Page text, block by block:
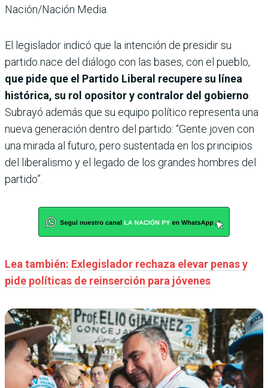
Nación/Nación Media.
El legislador indicó que la intención de presidir su
partido nace del diálogo con las bases, con el pueblo,
que pide que el Partido Liberal recupere su línea
histórica, su rol opositor y contralor del gobierno
Subrayó además que su equipo político representa una
nueva generación dentro del partido: “Gente joven con
una mirada al futuro, pero sustentada en los principios
del liberalismo y el legado de los grandes hombres del
partido”.
Lea también: Exlegislador rechaza elevar penas y
pide políticas de reinserción para jóvenes